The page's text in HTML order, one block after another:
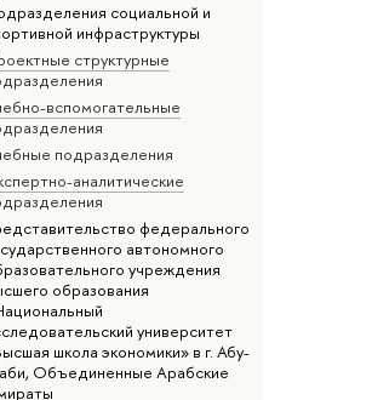
социальной и
инфраструктуры
структурные
вспомогательные
подразделения
аналитические
федерального
автономного
учреждения
образования
университет
школа экономики» в г. Абу-
Объединенные Арабские